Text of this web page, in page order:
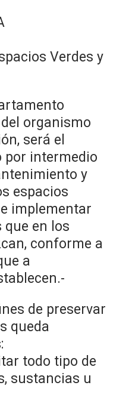
Verdes y
organismo
será el
por intermedio
y
espacios
implementar
que en los
conforme a
a
de preservar
queda
todo tipo de
sustancias u